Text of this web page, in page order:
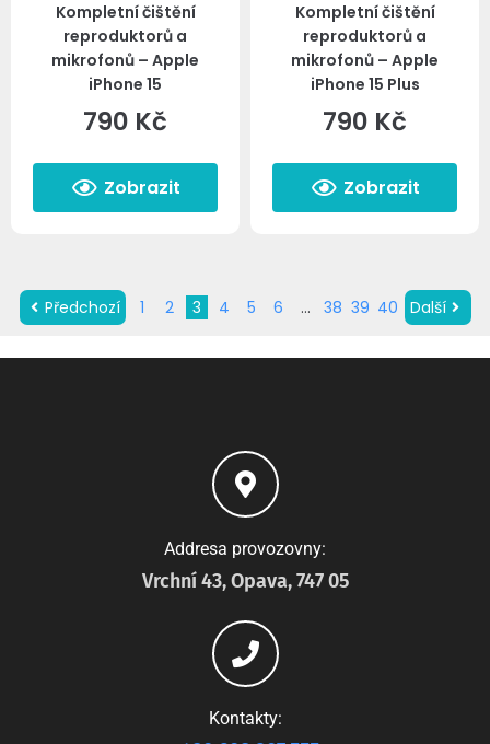
Kompletní čištění
reproduktorů a
mikrofonů – Apple
iPhone 15
790 Kč
Zobrazit
Kompletní čištění
reproduktorů a
mikrofonů – Apple
iPhone 15 Plus
790 Kč
Zobrazit
Předchozí 1 2 3 4 5 6 … 38 39 40 Další
Addresa provozovny:
Vrchní 43, Opava, 747 05
Kontakty: